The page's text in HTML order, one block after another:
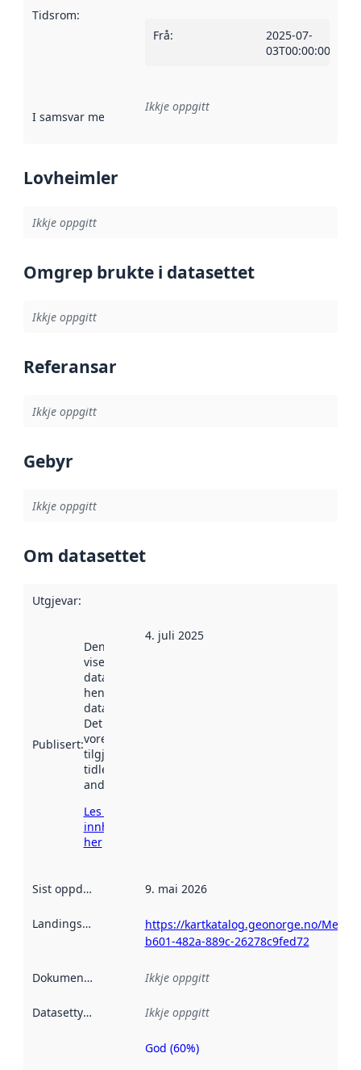
Tidsrom:
Frå:
2025-07-
03T00:00:00Z
I samsvar med Referanse til ei implementeringsregel eller
Ikkje oppgitt
Lovheimler
Ikkje oppgitt
Omgrep brukte i datasettet
Ikkje oppgitt
Referansar
Ikkje oppgitt
Gebyr
Ikkje oppgitt
Om datasettet
Utgjevar:
Publisert:
Denne datoen
viser når
datasettet vart
henta inn av
data.norge.no.
Det kan ha
vore
tilgjengeleg
tidlegare
andre stader.
Les meir om
innhenting
her
4. juli 2025
Sist oppdatert 9. mai 2026
Landingsside
https://kartkatalog.geonorge.no/
b601-482a-889c-26278c9fed72
Dokumentasjon Ikkje oppgitt
Datasettype Ikkje oppgitt
Metadatakvalitet
God (60%)